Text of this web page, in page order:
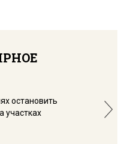
остановить
участках